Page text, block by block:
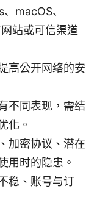
macOS、
站或可信渠道
高公开网络的安
不同表现，需结
化。
加密协议、潜在
用时的隐患。
稳、账号与订